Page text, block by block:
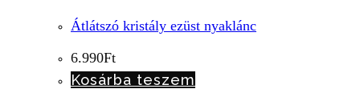
Átlátszó kristály ezüst nyaklánc
6.990Ft
Kosárba teszem